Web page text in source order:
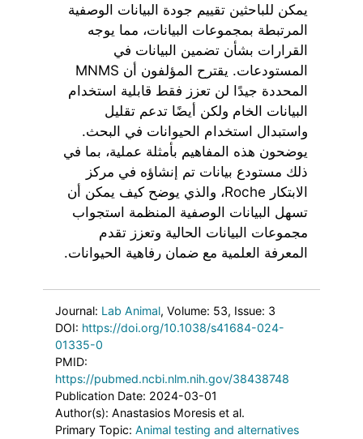
يمكن للباحثين تقييم جودة البيانات الوصفية
المرتبطة بمجموعات البيانات، مما يوجه
القرارات بشأن تضمين البيانات في
المستودعات. يقترح المؤلفون أن MNMS
المحددة جيدًا لن تعزز فقط قابلية استخدام
البيانات الخام ولكن أيضًا تدعم تقليل
واستبدال استخدام الحيوانات في البحث.
يوضحون هذه المفاهيم بأمثلة عملية، بما في
ذلك مستودع بيانات تم إنشاؤه في مركز
الابتكار Roche، والذي يوضح كيف يمكن أن
تسهل البيانات الوصفية المنظمة استجواب
مجموعات البيانات الحالية وتعزز تقدم
المعرفة العلمية مع ضمان رفاهية الحيوانات.
Journal: Lab Animal, Volume: 53, Issue: 3
DOI: https://doi.org/10.1038/s41684-024-
01335-0
PMID:
https://pubmed.ncbi.nlm.nih.gov/38438748
Publication Date: 2024-03-01
Author(s): Anastasios Moresis et al.
Primary Topic: Animal testing and alternatives